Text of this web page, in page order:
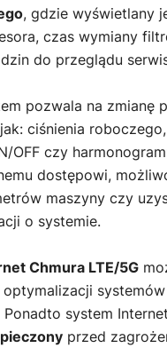
, gdzie wyświetlany
czas wymiany
do przeglądu
pozwala na zmianę
ciśnienia roboczego,
OFF czy
dostępowi,
maszyny czy
o systemie.
Chmura LTE/5G
system
przed